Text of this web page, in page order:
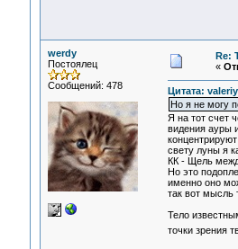
werdy
Постоялец
Сообщений: 478
Re:
«
Цитата:
Но я не могу
Я на тот счет
видения ауры
свету луны я
КК - Щель
Но это
именно оно
так вот мысль
Тело
точки зрения